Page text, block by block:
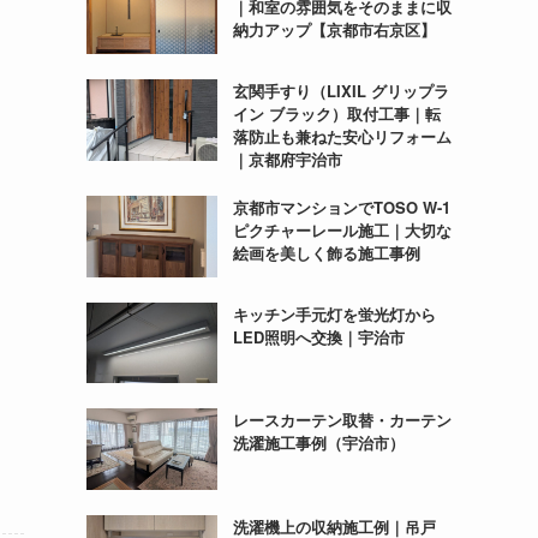
｜和室の雰囲気をそのままに収
納力アップ【京都市右京区】
玄関手すり（LIXIL グリップラ
イン ブラック）取付工事｜転
落防止も兼ねた安心リフォーム
｜京都府宇治市
京都市マンションでTOSO W-1
ピクチャーレール施工｜大切な
絵画を美しく飾る施工事例
キッチン手元灯を蛍光灯から
LED照明へ交換｜宇治市
レースカーテン取替・カーテン
洗濯施工事例（宇治市）
洗濯機上の収納施工例｜吊戸